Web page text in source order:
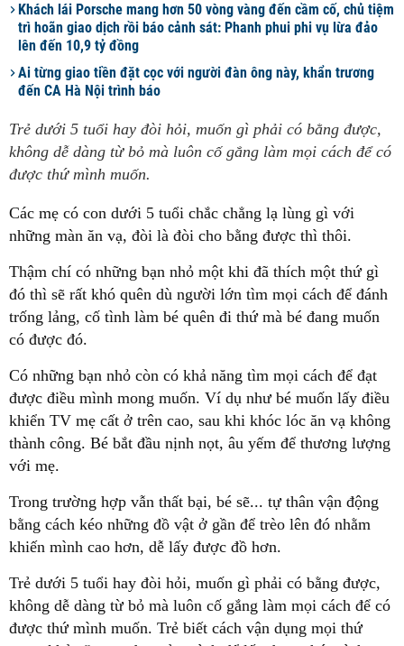
Khách lái Porsche mang hơn 50 vòng vàng đến cầm cố, chủ tiệm
trì hoãn giao dịch rồi báo cảnh sát: Phanh phui phi vụ lừa đảo
lên đến 10,9 tỷ đồng
Ai từng giao tiền đặt cọc với người đàn ông này, khẩn trương
đến CA Hà Nội trình báo
Trẻ dưới 5 tuổi hay đòi hỏi, muốn gì phải có bằng được,
không dễ dàng từ bỏ mà luôn cố gắng làm mọi cách để có
được thứ mình muốn.
Các mẹ có con dưới 5 tuổi chắc chẳng lạ lùng gì với
những màn ăn vạ, đòi là đòi cho bằng được thì thôi.
Thậm chí có những bạn nhỏ một khi đã thích một thứ gì
đó thì sẽ rất khó quên dù người lớn tìm mọi cách để đánh
trống lảng, cố tình làm bé quên đi thứ mà bé đang muốn
có được đó.
Có những bạn nhỏ còn có khả năng tìm mọi cách để đạt
được điều mình mong muốn. Ví dụ như bé muốn lấy điều
khiển TV mẹ cất ở trên cao, sau khi khóc lóc ăn vạ không
thành công. Bé bắt đầu nịnh nọt, âu yếm để thương lượng
với mẹ.
Trong trường hợp vẫn thất bại, bé sẽ... tự thân vận động
bằng cách kéo những đồ vật ở gần để trèo lên đó nhằm
khiến mình cao hơn, dễ lấy được đồ hơn.
Trẻ dưới 5 tuổi hay đòi hỏi, muốn gì phải có bằng được,
không dễ dàng từ bỏ mà luôn cố gắng làm mọi cách để có
được thứ mình muốn. Trẻ biết cách vận dụng mọi thứ